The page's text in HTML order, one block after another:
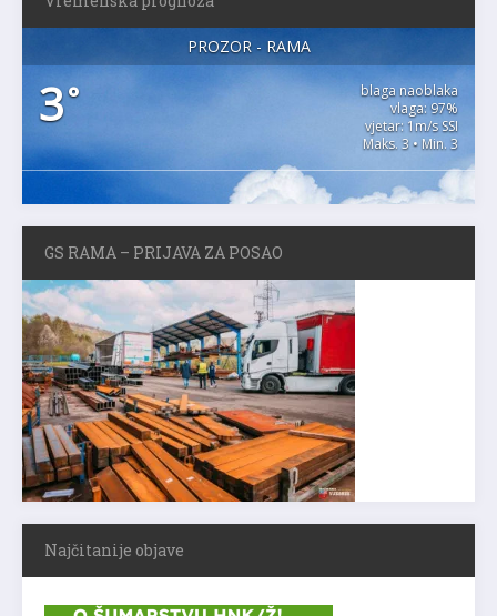
PROZOR - RAMA
3°
blaga naoblaka
vlaga: 97%
vjetar: 1m/s SSI
Maks. 3 • Min. 3
GS RAMA – PRIJAVA ZA POSAO
Najčitanije objave